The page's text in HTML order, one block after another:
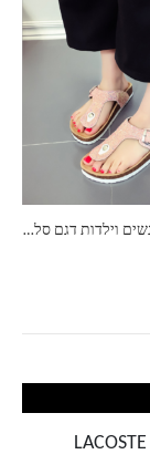
כפכפי נוחות לנשים וילדות דגם סלקט